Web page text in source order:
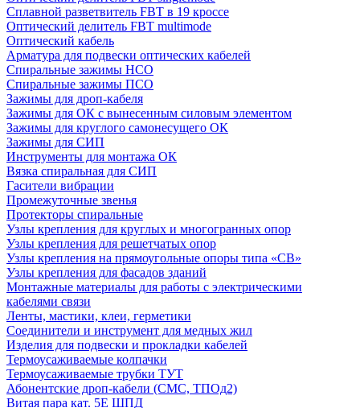
Сплавной разветвитель FBT в 19 кроссе
Оптический делитель FBT multimode
Оптический кабель
Арматура для подвески оптических кабелей
Спиральные зажимы НСО
Спиральные зажимы ПСО
Зажимы для дроп-кабеля
Зажимы для ОК с вынесенным силовым элементом
Зажимы для круглого самонесущего ОК
Зажимы для СИП
Инструменты для монтажа ОК
Вязка спиральная для СИП
Гасители вибрации
Промежуточные звенья
Протекторы спиральные
Узлы крепления для круглых и многогранных опор
Узлы крепления для решетчатых опор
Узлы крепления на прямоугольные опоры типа «СВ»
Узлы крепления для фасадов зданий
Монтажные материалы для работы с электрическими
кабелями связи
Ленты, мастики, клеи, герметики
Соединители и инструмент для медных жил
Изделия для подвески и прокладки кабелей
Термоусаживаемые колпачки
Термоусаживаемые трубки ТУТ
Абонентские дроп-кабели (СМС, ТПОд2)
Витая пара кат. 5Е ШПД